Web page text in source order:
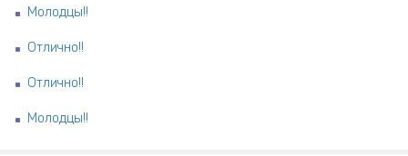
Молодцы!!
Отлично!!
Отлично!!
Молодцы!!